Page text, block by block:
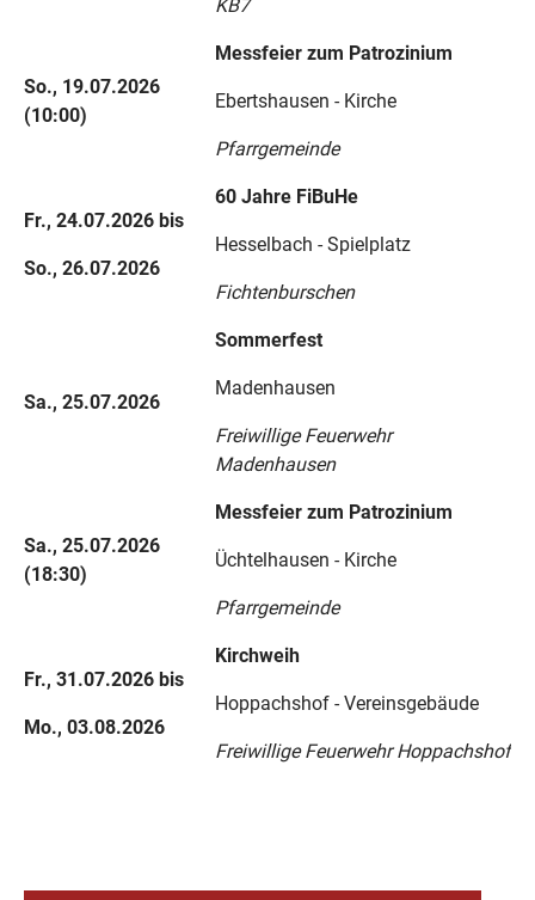
KB7
So., 19.07.2026
(10:00)
Messfeier zum Patrozinium
Ebertshausen - Kirche
Pfarrgemeinde
Fr., 24.07.2026 bis
So., 26.07.2026
60 Jahre FiBuHe
Hesselbach - Spielplatz
Fichtenburschen
Sa., 25.07.2026
Sommerfest
Madenhausen
Freiwillige Feuerwehr
Madenhausen
Sa., 25.07.2026
(18:30)
Messfeier zum Patrozinium
Üchtelhausen - Kirche
Pfarrgemeinde
Fr., 31.07.2026 bis
Mo., 03.08.2026
Kirchweih
Hoppachshof - Vereinsgebäude
Freiwillige Feuerwehr Hoppachshof